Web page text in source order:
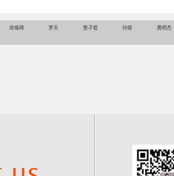
徐珞棋 罗天 詹子君 孙娅 黄明杰